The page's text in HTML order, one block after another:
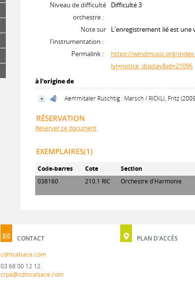
Niveau de difficulté
orchestre :
Difficulté 3
Note sur
l'instrumentation :
L'enregistrement lié est une
Permalink :
https://windmusic.org/
lvl=notice_display&id=21096
à l'origine de
Aemmitaler Ruschtig : Marsch / RICKLI, Fritz
RÉSERVATION
Réserver ce document
EXEMPLAIRES(1)
Code-barres Cote Section
038160
210.1 RIC Orchestre d'Harmonie
CONTACT
cdmcalsace.com
03 68 00 12 12
crpa@cdmcalsace.com
PLAN D'ACCÈS